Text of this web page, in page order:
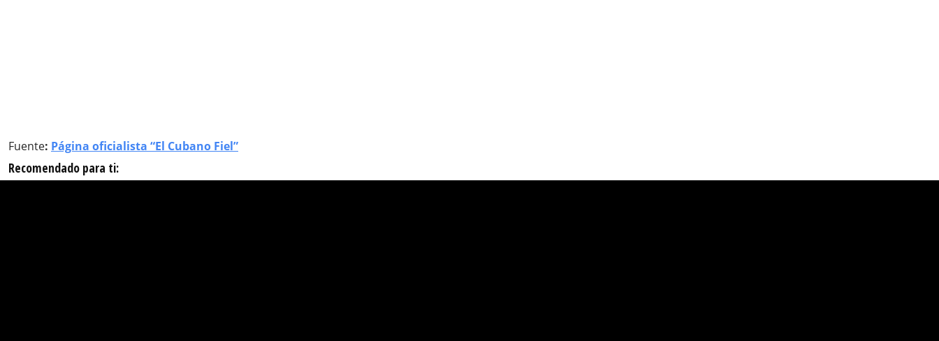
Fuente: Página oficialista “El Cubano Fiel”
Recomendado para ti: